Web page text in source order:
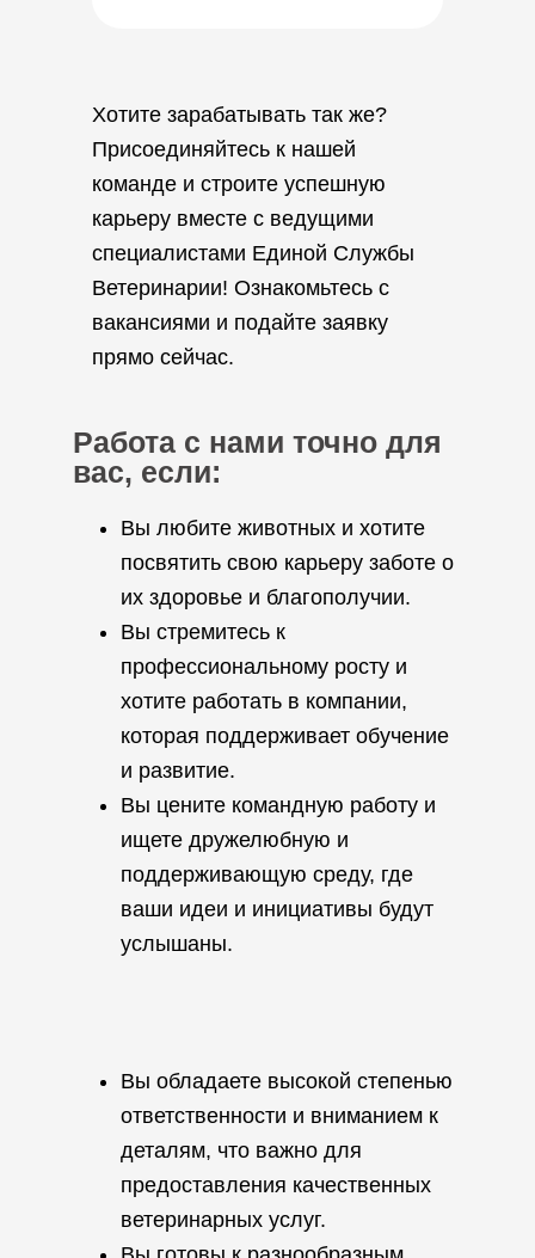
Хотите зарабатывать так же?
Присоединяйтесь к нашей
команде и строите успешную
карьеру вместе с ведущими
специалистами Единой Службы
Ветеринарии! Ознакомьтесь с
вакансиями и подайте заявку
прямо сейчас.
Работа с нами точно для
вас, если:
Вы любите животных и хотите
посвятить свою карьеру заботе о
их здоровье и благополучии.
Вы стремитесь к
профессиональному росту и
хотите работать в компании,
которая поддерживает обучение
и развитие.
Вы цените командную работу и
ищете дружелюбную и
поддерживающую среду, где
ваши идеи и инициативы будут
услышаны.
Вы обладаете высокой степенью
ответственности и вниманием к
деталям, что важно для
предоставления качественных
ветеринарных услуг.